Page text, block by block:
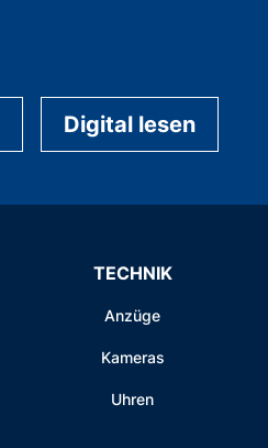
Digital lesen
TECHNIK
Anzüge
Kameras
Uhren